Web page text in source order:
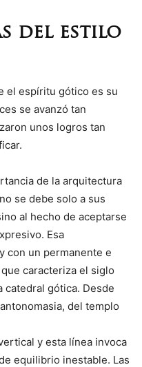
del estilo
el espíritu gótico es su
se avanzó tan
unos logros tan
de la arquitectura
se debe solo a sus
al hecho de aceptarse
Esa
con un permanente e
caracteriza el siglo
catedral gótica. Desde
del templo
y esta línea invoca
equilibrio inestable. Las